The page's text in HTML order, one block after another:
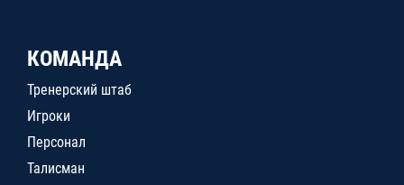
КОМАНДА
Тренерский штаб
Игроки
Персонал
Талисман